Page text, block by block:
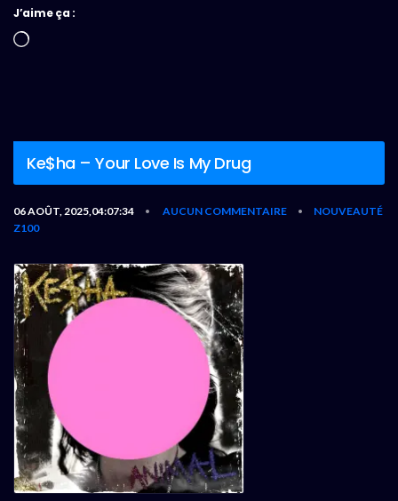
J’aime ça :
Chargement…
Ke$ha – Your Love Is My Drug
06 AOÛT, 2025,04:07:34 • AUCUN COMMENTAIRE •
NOUVEAUTÉ
Z100